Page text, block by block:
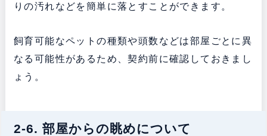
りの汚れなどを簡単に落とすことができます。
飼育可能なペットの種類や頭数などは部屋ごとに異
なる可能性があるため、契約前に確認しておきまし
ょう。
2-6. 部屋からの眺めについて